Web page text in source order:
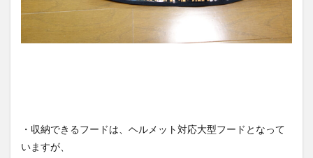
・収納できるフードは、ヘルメット対応大型フードとなって
いますが、